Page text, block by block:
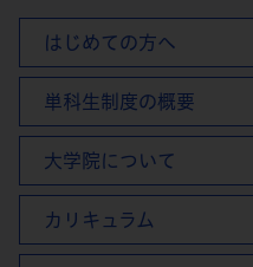
はじめての方へ
単科生制度の概要
大学院について
カリキュラム